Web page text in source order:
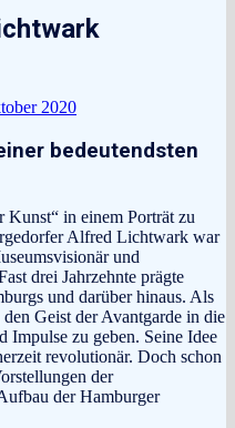
2020
bedeutendsten
Kunst“ in einem Porträt zu
Alfred Lichtwark war
und
drei Jahrzehnte prägte
und darüber hinaus. Als
Geist der Avantgarde in die
Impulse zu geben. Seine Idee
revolutionär. Doch schon
der
der Hamburger